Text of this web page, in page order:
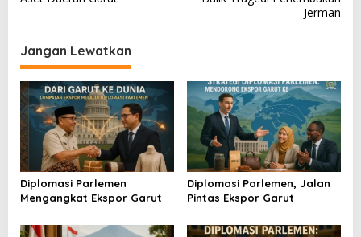
g
a
s
i
p
o
s
Jerman
Jangan Lewatkan
Diplomasi Parlemen
Mengangkat Ekspor Garut
Diplomasi Parlemen, Jalan
Pintas Ekspor Garut